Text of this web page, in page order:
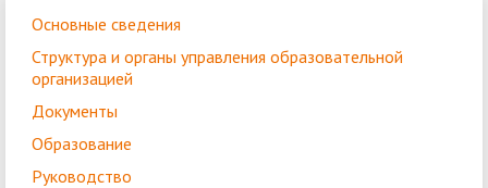
Основные сведения
Структура и органы управления образовательной
организацией
Документы
Образование
Руководство